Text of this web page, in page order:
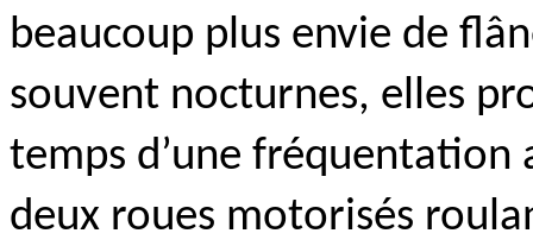
beaucoup plus envie de
souvent nocturnes, elles
temps d’une fréquentation
deux roues motorisés